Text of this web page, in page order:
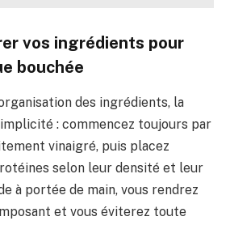
vos ingrédients pour
bouchée
des ingrédients, la
: commencez toujours par
vinaigré, puis placez
selon leur densité et leur
à portée de main, vous rendrez
et vous éviterez toute